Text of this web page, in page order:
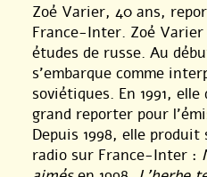
Zoé Varier, 40 ans,
France-Inter. Zoé Varier
études de russe. Au
s’embarque comme
soviétiques. En 1991,
grand reporter pour
Depuis 1998, elle
radio sur France-Inter :